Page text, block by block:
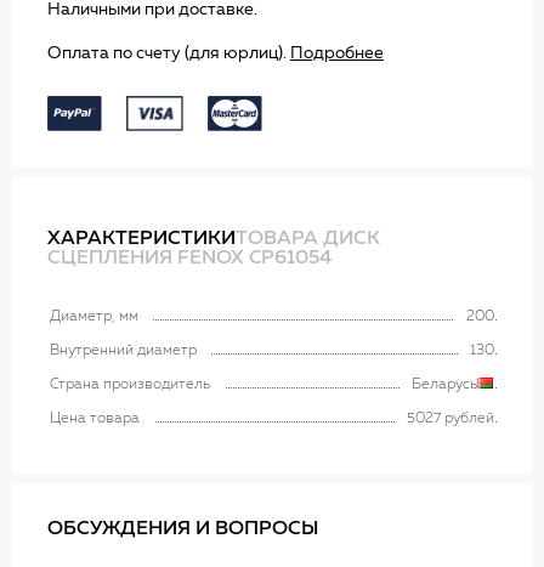
Наличными при доставке.
Оплата по счету (для юрлиц). Подробнее
ХАРАКТЕРИСТИКИТОВАРА ДИСК
СЦЕПЛЕНИЯ FENOX CP61054
Диаметр, мм 200
Внутренний диаметр 130
Страна производитель Беларусь
Цена товара 5027 рублей
ОБСУЖДЕНИЯ И ВОПРОСЫ